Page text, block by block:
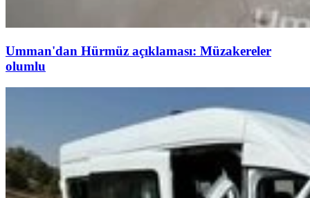
Umman'dan Hürmüz açıklaması: Müzakereler
olumlu